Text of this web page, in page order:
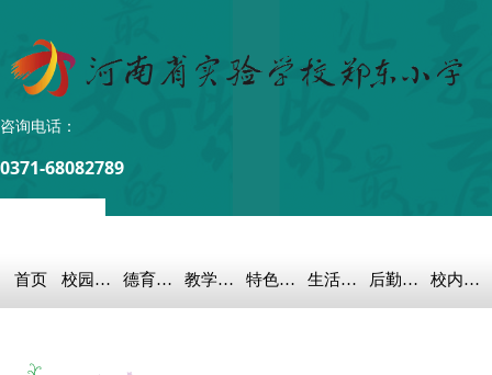
0371-68082789
咨询电话：
首页 校园概况 德育之窗 教学科研 特色教育 生活教育 后勤保障 校内链接